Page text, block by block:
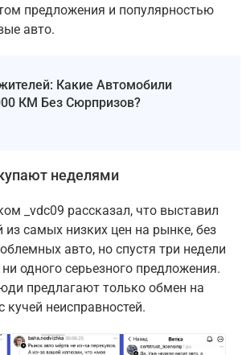
предложения и популярностью
авто.
Какие Автомобили
КМ Без Сюрпризов?
неделями
_vdc09 рассказал, что выставил
самых низких цен на рынке, без
авто, но спустя три недели
одного серьезного предложения.
предлагают только обмен на
кучей неисправностей.